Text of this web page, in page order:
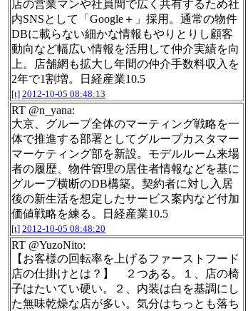
店の営業マンや社員間で広く共有するため社
内SNSとして「Google＋」採用。通常の物件
DBに載らない細かな情報もやりとりし顧客
動向など幅広い情報を活用して仲介実績を向
上。店舗網も拡大し年間の仲介手数料収入を
2年で1割増。日経産業10.5
[t] 2012-10-05 08:48:13
RT @n_yana:
大京、グループ全体のマーティング戦略を一
体で推進する部署としてグループカスタマー
マーケティング部を新設。モデルルーム来場
者の履歴、物件管理の居住者情報などを基に
グループ横断のDB構築。契約者に対し入居
後の新生活を想定したサービス案内など付加
価値戦略を練る。日経産業10.5
[t] 2012-10-05 08:48:20
RT @YuzoNito:
【お客様の回転率を上げるファーストフード
店の仕掛けとは？】 ２つある。１、店の椅
子はたいてい硬い。２、内装は白を基調にし
た無味乾燥な店が多い。気分はちっとも落ち